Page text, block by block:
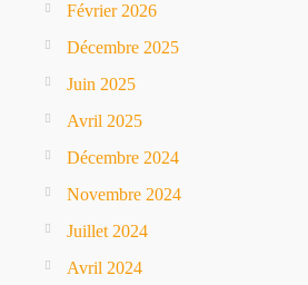
Février 2026
Décembre 2025
Juin 2025
Avril 2025
Décembre 2024
Novembre 2024
Juillet 2024
Avril 2024